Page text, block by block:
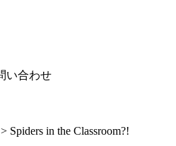
> Spiders in the Classroom?!